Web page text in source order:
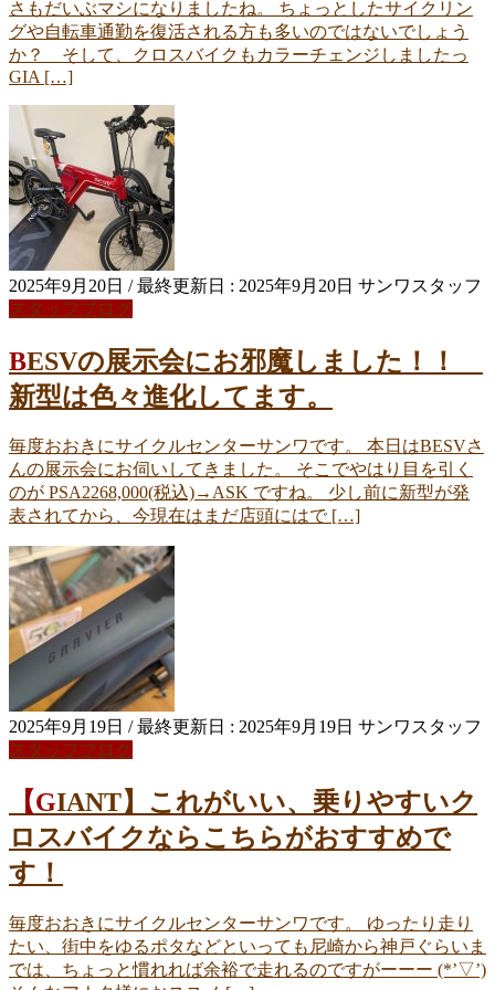
さもだいぶマシになりましたね。 ちょっとしたサイクリン
グや自転車通勤を復活される方も多いのではないでしょう
か？ そして、クロスバイクもカラーチェンジしましたっ
GIA […]
2025年9月20日 / 最終更新日 : 2025年9月20日 サンワスタッフ
スタッフブログ
BESVの展示会にお邪魔しました！！
新型は色々進化してます。
毎度おおきにサイクルセンターサンワです。 本日はBESVさ
んの展示会にお伺いしてきました。 そこでやはり目を引く
のが PSA2268,000(税込)→ASK ですね。 少し前に新型が発
表されてから、今現在はまだ店頭にはで […]
2025年9月19日 / 最終更新日 : 2025年9月19日 サンワスタッフ
スタッフブログ
【GIANT】これがいい、乗りやすいク
ロスバイクならこちらがおすすめで
す！
毎度おおきにサイクルセンターサンワです。 ゆったり走り
たい、街中をゆるポタなどといっても尼崎から神戸ぐらいま
では、ちょっと慣れれば余裕で走れるのですがーーー (*’▽’)